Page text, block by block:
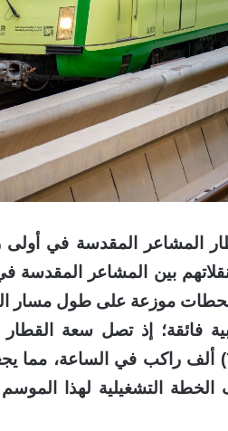
المشاعر المقدسة في أولى
بين المشاعر
راكب، فيما تبلغ طاقته التشغيلية (72) ألف راكب
التشغيلية لهذا